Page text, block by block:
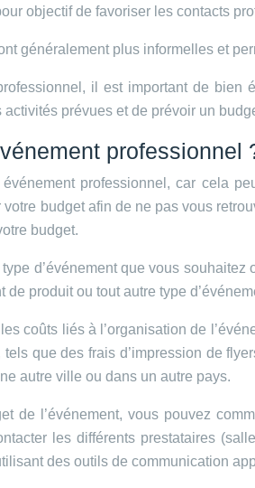
objectif de favoriser les contacts
généralement plus informelles et
il est important de
prévues et de prévoir un
professionnel
professionnel, car cela
budget afin de ne pas vous
budget.
d’événement que vous
produit ou tout autre type
coûts liés à l’organisation de
que des frais d’impression de
autre ville ou dans un autre pays.
de l’événement, vous pouvez
les différents prestataires
des outils de communication